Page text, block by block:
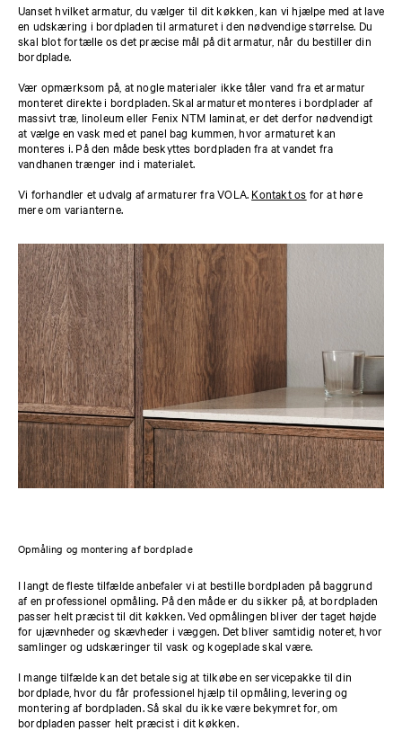
Uanset hvilket armatur, du vælger til dit køkken, kan vi hjælpe med at lave
en udskæring i bordpladen til armaturet i den nødvendige størrelse. Du
skal blot fortælle os det præcise mål på dit armatur, når du bestiller din
bordplade.
Vær opmærksom på, at nogle materialer ikke tåler vand fra et armatur
monteret direkte i bordpladen. Skal armaturet monteres i bordplader af
massivt træ, linoleum eller Fenix NTM laminat, er det derfor nødvendigt
at vælge en vask med et panel bag kummen, hvor armaturet kan
monteres i. På den måde beskyttes bordpladen fra at vandet fra
vandhanen trænger ind i materialet.
Vi forhandler et udvalg af armaturer fra VOLA. Kontakt os for at høre
mere om varianterne.
Opmåling og montering af bordplade
I langt de fleste tilfælde anbefaler vi at bestille bordpladen på baggrund
af en professionel opmåling. På den måde er du sikker på, at bordpladen
passer helt præcist til dit køkken. Ved opmålingen bliver der taget højde
for ujævnheder og skævheder i væggen. Det bliver samtidig noteret, hvor
samlinger og udskæringer til vask og kogeplade skal være.
I mange tilfælde kan det betale sig at tilkøbe en servicepakke til din
bordplade, hvor du får professionel hjælp til opmåling, levering og
montering af bordpladen. Så skal du ikke være bekymret for, om
bordpladen passer helt præcist i dit køkken.